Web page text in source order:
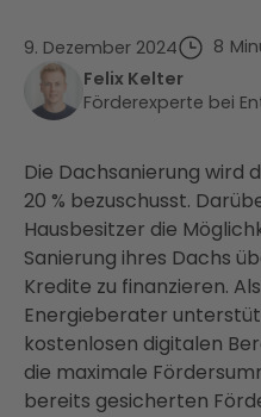
9. Dezember 2024 8
Felix Kelter
Förderexperte bei
Die Dachsanierung wird
20 % bezuschusst.
Hausbesitzer die
Sanierung ihres Dachs
Kredite zu finanzieren.
Energieberater
kostenlosen digitalen
die maximale
bereits gesicherten